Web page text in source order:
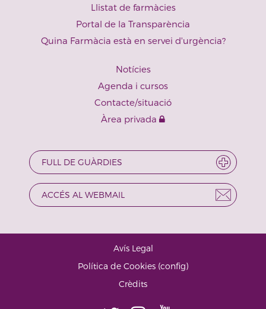
Llistat de farmàcies
Portal de la Transparència
Quina Farmàcia està en servei d'urgència?
Notícies
Agenda i cursos
Contacte/situació
Àrea privada
FULL DE GUÀRDIES
ACCÉS AL WEBMAIL
Avís Legal
Política de Cookies (config)
Crèdits